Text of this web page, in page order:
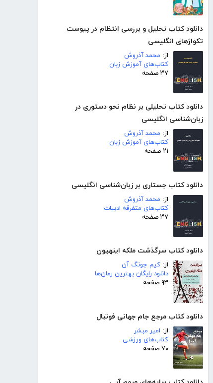
دانلود کتاب تحلیل و بررسی انتظام در پیوست
تکواژهای انگلیسی
از: محمد آذروش
کتاب‌های آموزش زبان
۳۷ صفحه
دانلود کتاب تحلیلی بر نظام نحو دستوری در
زبان‌شناسی انگلیسی
از: محمد آذروش
کتاب‌های آموزش زبان
۲۱ صفحه
دانلود کتاب جستاری بر زبان‌شناسی انگلیسی
از: محمد آذروش
کتاب‌های متفرقه ادبیات
۳۷ صفحه
دانلود کتاب سرگذشت ملکه اینهیون
از: کیم جونگ آن
دانلود رایگان بهترین رمان‌ها
۹۳ صفحه
دانلود کتاب مرجع جام جهانی فوتبال
از: امیر مبشر
کتاب‌های ورزشی
۷۰ صفحه